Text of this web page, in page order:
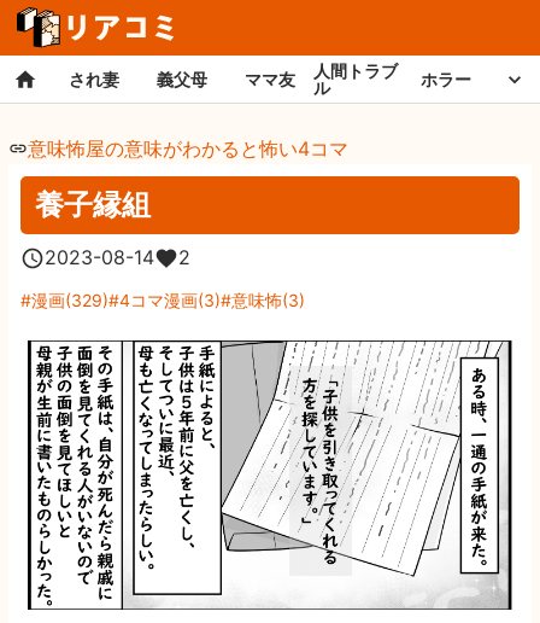
され妻 義父母 ママ友
人間トラブ
ル
ホラー
意味怖屋の意味がわかると怖い4コマ
養子縁組
2023-08-14 2
漫画(329) 4コマ漫画(3) 意味怖(3)